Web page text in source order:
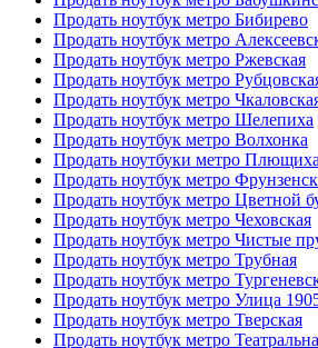
Продать ноутбук метро Бибирево
Продать ноутбук метро
Продать ноутбук метро Ржевская
Продать ноутбук метро
Продать ноутбук метро
Продать ноутбук метро Шелепиха
Продать ноутбук метро Волхонка
Продать ноутбуки метро Плющиха
Продать ноутбук метро
Продать ноутбук метро Цветной
Продать ноутбук метро Чеховская
Продать ноутбук метро Чистые
Продать ноутбук метро Трубная
Продать ноутбук метро
Продать ноутбук метро Улица
Продать ноутбук метро Тверская
Продать ноутбук метро